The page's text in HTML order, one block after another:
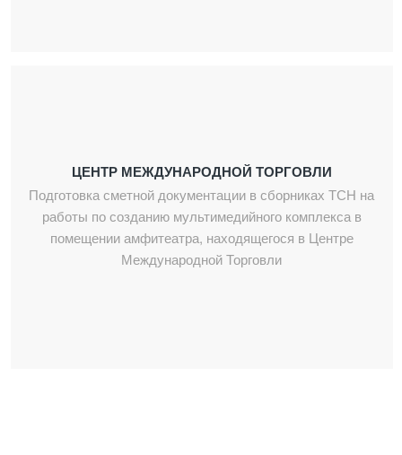
ЦЕНТР МЕЖДУНАРОДНОЙ ТОРГОВЛИ
Подготовка сметной документации в сборниках ТСН на
работы по созданию мультимедийного комплекса в
помещении амфитеатра, находящегося в Центре
Международной Торговли